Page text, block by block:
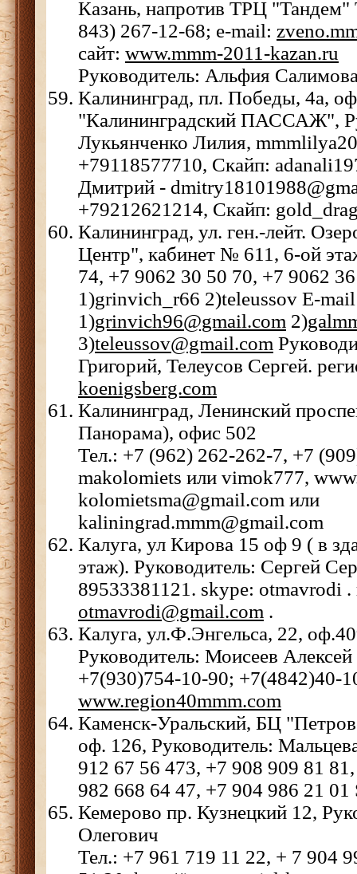
Казань, напротив ТРЦ "Тандем"
843) 267-12-68; e-mail:
cайт: www.mmm-2011-kazan.ru
Руководитель: Альфия
Калининград, пл. Победы, 4а,
"Калининградский ПАССАЖ",
Лукьянченко Лилия,
+79118577710, Скайп:
Дмитрий -
+79212621214, Скайп:
Калининград, ул. ген.-лейт.
Центр", кабинет № 611, 6-ой
74, +7 9062 30 50 70, +7 9062
1)grinvich_r66 2)teleussov Е-
1)grinvich96@gmail.com 2)
3)teleussov@gmail.com
Григорий, Телеусов Сергей.
koenigsberg.com
Калининград, Ленинский
Панорама), офис 502
Тел.: +7 (962) 262-262-7, +7
makolomiets или vimok777,
kolomietsma@gmail.com или
kaliningrad.mmm@gmail.com
Калуга, ул Кирова 15 оф 9 ( в
этаж). Руководитель: Сергей
89533381121. skype: otmavrodi .
otmavrodi@gmail.com .
Калуга, ул.Ф.Энгельса, 22,
Руководитель: Моисеев
+7(930)754-10-90; +7(4842)40-
www.region40mmm.com
Каменск-Уральский, БЦ
оф. 126, Руководитель:
912 67 56 473, +7 908 909 81
982 668 64 47, +7 904 986 21
Кемерово пр. Кузнецкий 12,
Олегович
Тел.: +7 961 719 11 22, + 7 904